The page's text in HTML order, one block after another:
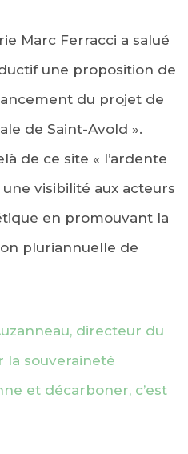
Marc Ferracci a salué
une proposition de
du projet de
de Saint-Avold ».
de ce site « l’ardente
visibilité aux acteurs
en promouvant la
pluriannuelle de
directeur du
la souveraineté
et décarboner, c’est